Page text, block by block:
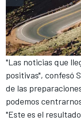
"Las noticias que
positivas", confesó
de las
podemos
"Este es el